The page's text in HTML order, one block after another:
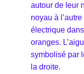
autour de leur
noyau à
électrique
oranges.
symbolisé par
la droite.